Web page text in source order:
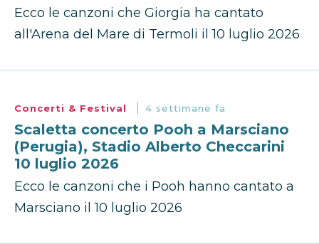
Ecco le canzoni che Giorgia ha cantato
all'Arena del Mare di Termoli il 10 luglio 2026
Concerti & Festival 4 settimane fa
Scaletta concerto Pooh a Marsciano
(Perugia), Stadio Alberto Checcarini
10 luglio 2026
Ecco le canzoni che i Pooh hanno cantato a
Marsciano il 10 luglio 2026